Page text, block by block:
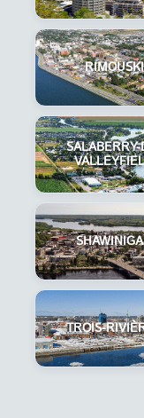
RIMOUSKI
TROIS-